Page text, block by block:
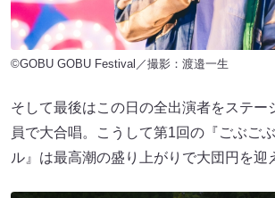
©GOBU GOBU Festival／撮影：渡邉一生
そして最後はこの日の全出演者をステー
員で大合唱。こうして第1回の『ごぶご
ル』は最高潮の盛り上がりで大団円を迎